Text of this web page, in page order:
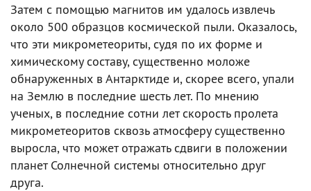
Затем с помощью магнитов им удалось извлечь
около 500 образцов космической пыли. Оказалось,
что эти микрометеориты, судя по их форме и
химическому составу, существенно моложе
обнаруженных в Антарктиде и, скорее всего, упали
на Землю в последние шесть лет. По мнению
ученых, в последние сотни лет скорость пролета
микрометеоритов сквозь атмосферу существенно
выросла, что может отражать сдвиги в положении
планет Солнечной системы относительно друг
друга.